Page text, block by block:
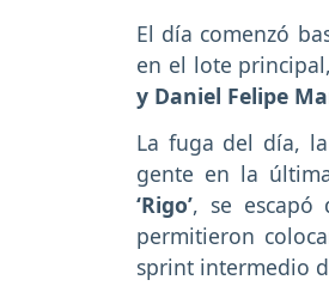
El día comenzó
en el lote
y Daniel Felipe
La fuga del día,
gente en la
‘Rigo’, se
permitieron
sprint intermedio